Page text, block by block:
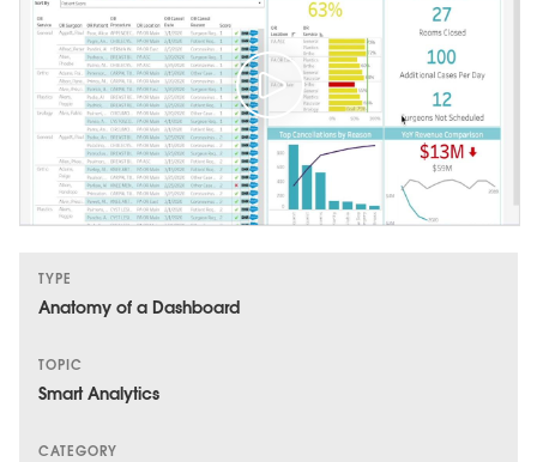
TYPE
Anatomy of a Dashboard
TOPIC
Smart Analytics
CATEGORY